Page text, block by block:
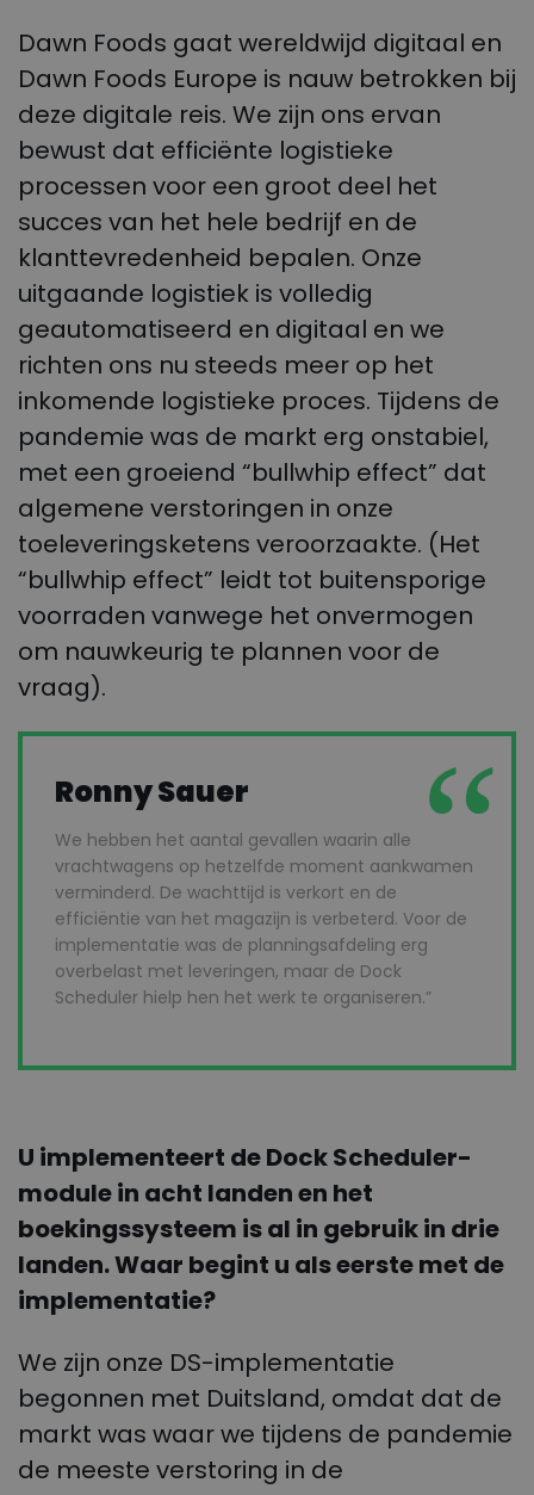
Dawn Foods gaat wereldwijd digitaal en
Dawn Foods Europe is nauw betrokken bij
deze digitale reis. We zijn ons ervan
bewust dat efficiënte logistieke
processen voor een groot deel het
succes van het hele bedrijf en de
klanttevredenheid bepalen. Onze
uitgaande logistiek is volledig
geautomatiseerd en digitaal en we
richten ons nu steeds meer op het
inkomende logistieke proces. Tijdens de
pandemie was de markt erg onstabiel,
met een groeiend “bullwhip effect” dat
algemene verstoringen in onze
toeleveringsketens veroorzaakte. (Het
“bullwhip effect” leidt tot buitensporige
voorraden vanwege het onvermogen
om nauwkeurig te plannen voor de
vraag).
Ronny Sauer
We hebben het aantal gevallen waarin alle
vrachtwagens op hetzelfde moment aankwamen
verminderd. De wachttijd is verkort en de
efficiëntie van het magazijn is verbeterd. Voor de
implementatie was de planningsafdeling erg
overbelast met leveringen, maar de Dock
Scheduler hielp hen het werk te organiseren.”
U implementeert de Dock Scheduler-
module in acht landen en het
boekingssysteem is al in gebruik in drie
landen. Waar begint u als eerste met de
implementatie?
We zijn onze DS-implementatie
begonnen met Duitsland, omdat dat de
markt was waar we tijdens de pandemie
de meeste verstoring in de